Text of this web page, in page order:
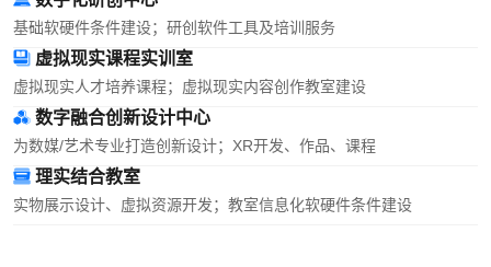
基础软硬件条件建设；研创软件工具及培训服务
虚拟现实课程实训室
虚拟现实人才培养课程；虚拟现实内容创作教室建设
数字融合创新设计中心
为数媒/艺术专业打造创新设计；XR开发、作品、课程
理实结合教室
实物展示设计、虚拟资源开发；教室信息化软硬件条件建设